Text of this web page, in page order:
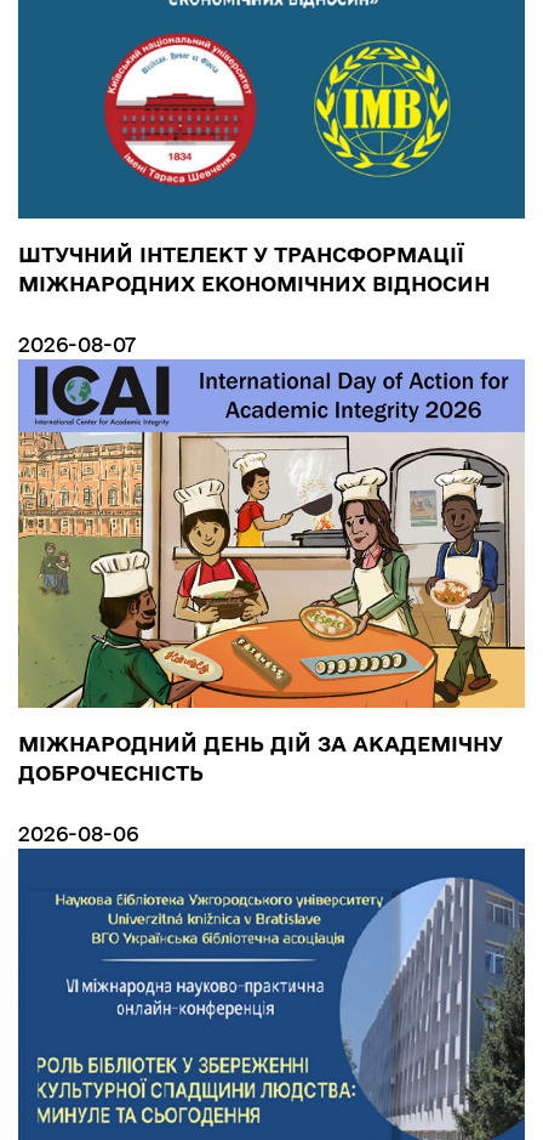
ШТУЧНИЙ ІНТЕЛЕКТ У ТРАНСФОРМАЦІЇ
МІЖНАРОДНИХ ЕКОНОМІЧНИХ ВІДНОСИН
2026-08-07
МІЖНАРОДНИЙ ДЕНЬ ДІЙ ЗА АКАДЕМІЧНУ
ДОБРОЧЕСНІСТЬ
2026-08-06